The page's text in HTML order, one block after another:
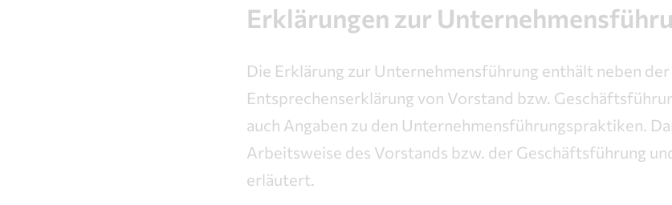
Erklärungen zur
Die Erklärung zur Unternehmensführung enthält neben der
Entsprechenserklärung von Vorstand bzw.
auch Angaben zu den Unternehmensführungspraktiken.
Arbeitsweise des Vorstands bzw. der Geschäftsführung
erläutert.